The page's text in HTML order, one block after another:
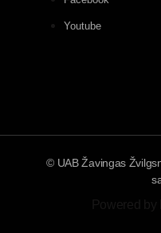
Youtube
© UAB Žavingas
Powered